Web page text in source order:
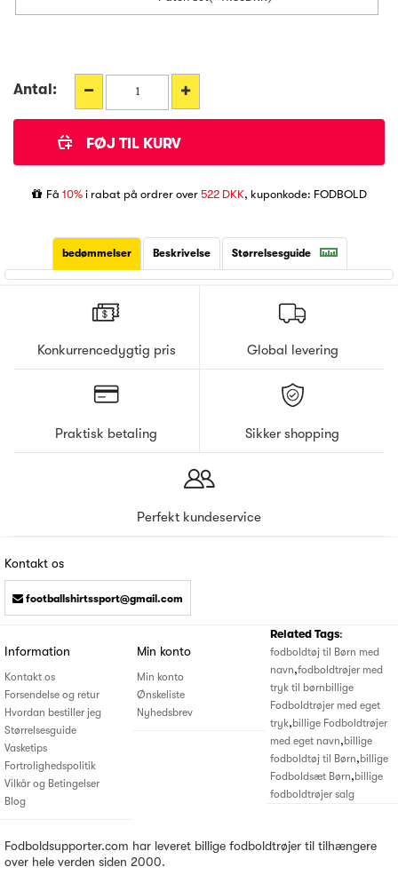
Antal:
Få 10%i rabat på ordrer over 522 DKK, kuponkode: FODBOLD
bedømmelser Beskrivelse Størrelsesguide
Konkurrencedygtig pris Global levering
Praktisk betaling Sikker shopping
Perfekt kundeservice
Kontakt os
footballshirtssport@gmail.com
Information
Kontakt os
Forsendelse og retur
Hvordan bestiller jeg
Størrelsesguide
Vasketips
Fortrolighedspolitik
Vilkår og Betingelser
Blog
Min konto
Min konto
Ønskeliste
Nyhedsbrev
Related Tags:
fodboldtøj til Børn med
navn,fodboldtrøjer med
tryk til børnbillige
Fodboldtrøjer med eget
tryk,billige Fodboldtrøjer
med eget navn,billige
fodboldtøj til Børn,billige
Fodboldsæt Børn,billige
fodboldtrøjer salg
Fodboldsupporter.com har leveret billige fodboldtrøjer til tilhængere
over hele verden siden 2000.